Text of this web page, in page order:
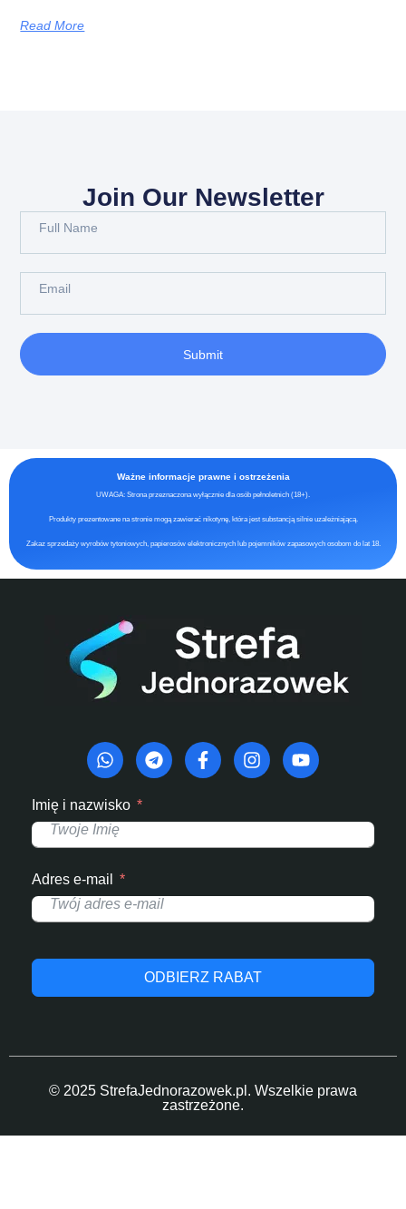
Read More
Join Our Newsletter
Submit
Ważne informacje prawne i ostrzeżenia
UWAGA: Strona przeznaczona wyłącznie dla osób pełnoletnich (18+).
Produkty prezentowane na stronie mogą zawierać nikotynę, która jest substancją silnie uzależniającą.
Zakaz sprzedaży wyrobów tytoniowych, papierosów elektronicznych lub pojemników zapasowych osobom do lat 18.
Imię i nazwisko
Adres e-mail
ODBIERZ RABAT
© 2025 StrefaJednorazowek.pl. Wszelkie prawa
zastrzeżone.